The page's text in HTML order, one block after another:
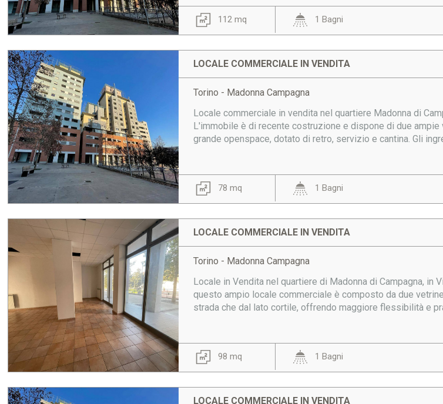
112 mq 1 Bagni
LOCALE COMMERCIALE IN VENDITA
Torino - Madonna Campagna
Locale commerciale in vendita nel quartiere Madonna di
L'immobile è di recente costruzione e dispone di due
grande openspace, dotato di retro, servizio e cantina. Gli
78 mq 1 Bagni
LOCALE COMMERCIALE IN VENDITA
Torino - Madonna Campagna
Locale in Vendita nel quartiere di Madonna di Campagna,
questo ampio locale commerciale è composto da due
strada che dal lato cortile, offrendo maggiore flessibilità e
98 mq 1 Bagni
LOCALE COMMERCIALE IN VENDITA